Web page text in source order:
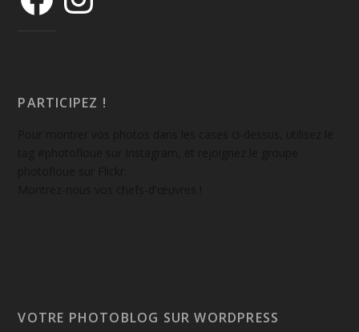
PARTICIPEZ !
VOTRE PHOTOBLOG SUR WORDPRESS